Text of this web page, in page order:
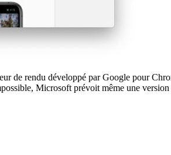
de rendu développé par Google pour
Microsoft prévoit même une